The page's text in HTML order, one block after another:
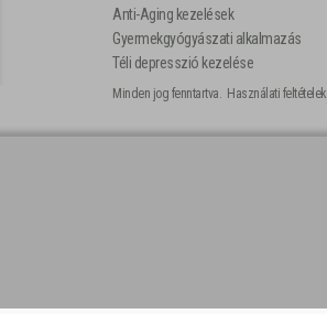
Anti-Aging kezelések
Gyermekgyógyászati alkalmazás
Téli depresszió kezelése
Minden jog fenntartva. Használati feltételek